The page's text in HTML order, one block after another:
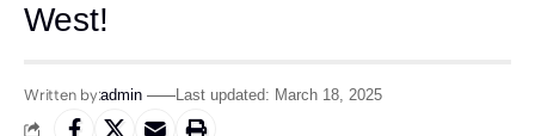
West!
Written by:admin Last updated: March 18, 2025